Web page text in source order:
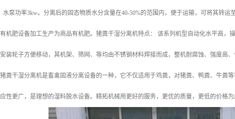
水泵功率3kw。分离后的固态物质水分含量在40-50%的范围内，便于运输，可将其转
机肥设备加工生产为商品有机肥。猪粪干湿分离机特点： 该系列机型自动化水平高，
装轮子方便移动，其机架、筛网、等均由不锈钢材料焊接而成，整机耐腐蚀、强度高
粪干湿分离机是畜禽固液分离设备的一种，它不仅适用于鸡粪，对猪粪、鸭粪、牛粪
性更广，是理想的湿料脱水设备。精拓机械用更好的服务，更优的质量，更低的价格为